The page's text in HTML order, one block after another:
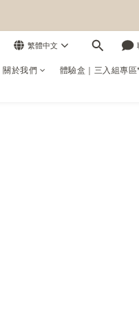
繁體中文
於我們 體驗盒｜三入組專